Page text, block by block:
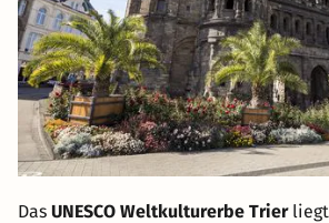
Das UNESCO Weltkulturerbe Trierliegt